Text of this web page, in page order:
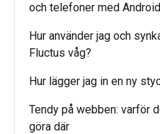
och telefoner med
Hur använder jag och
Fluctus våg?
Hur lägger jag in en ny
Tendy på webben: varför
göra där